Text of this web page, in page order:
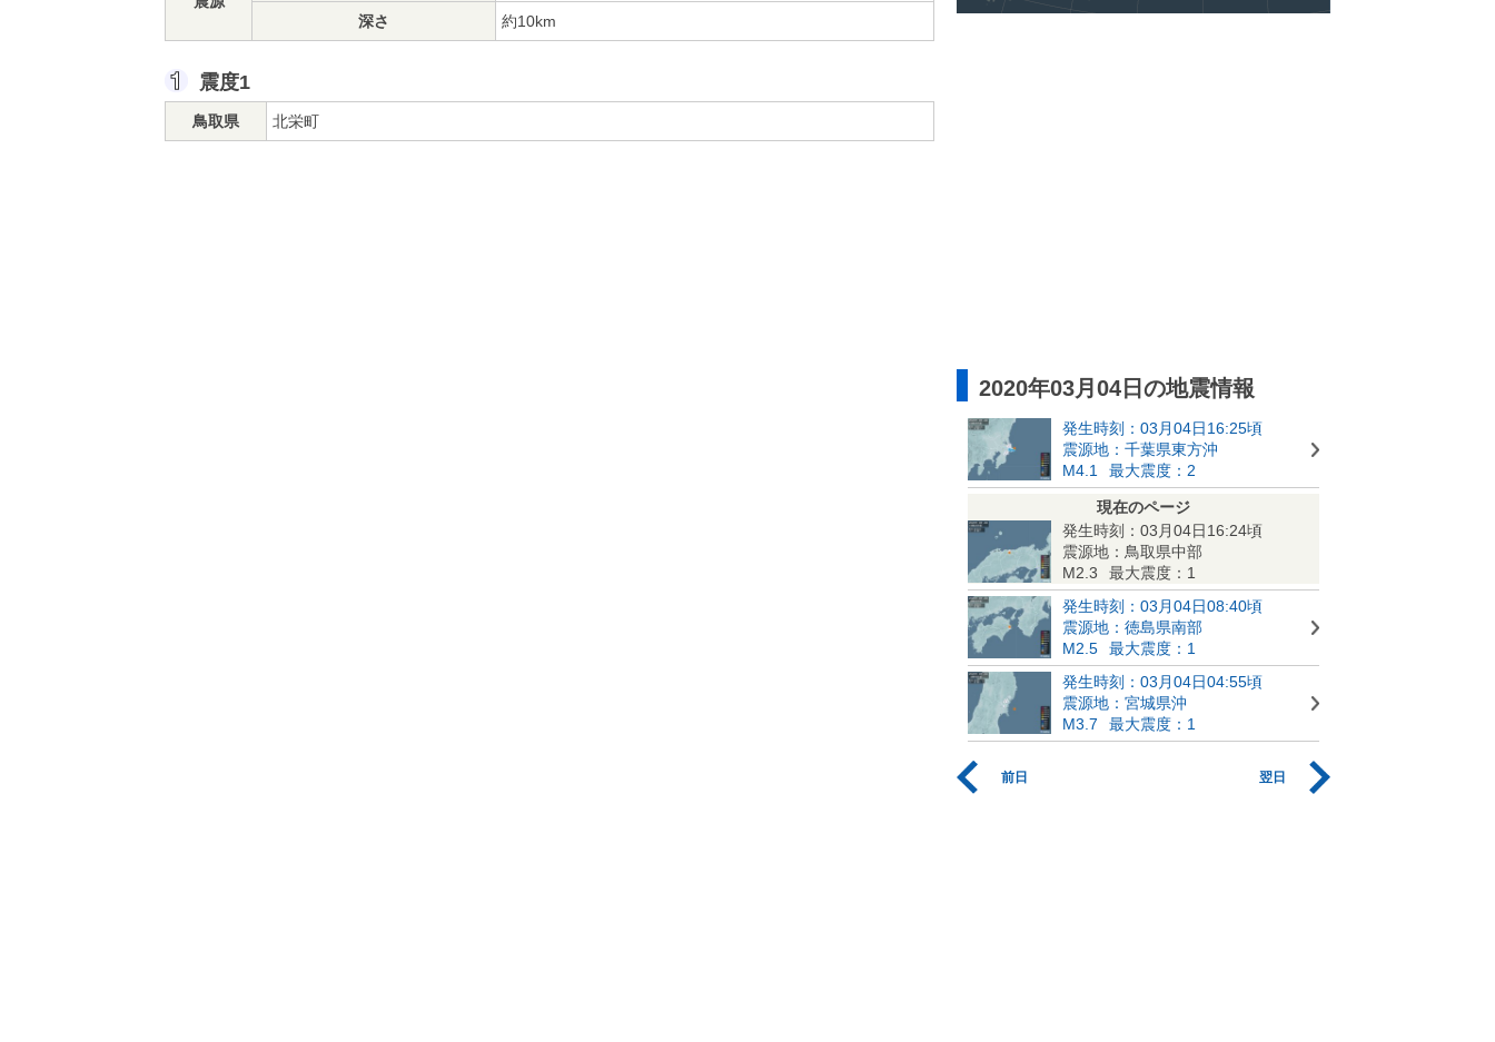
深さ
約10km
震度1
鳥取県 北栄町
2020年03月04日の地震情報
発生時刻：03月04日16:25頃
震源地：千葉県東方沖
M4.1
最大震度：2
現在のページ
発生時刻：03月04日16:24頃
震源地：鳥取県中部
M2.3
最大震度：1
発生時刻：03月04日08:40頃
震源地：徳島県南部
M2.5
最大震度：1
発生時刻：03月04日04:55頃
震源地：宮城県沖
M3.7
最大震度：1
前日 翌日